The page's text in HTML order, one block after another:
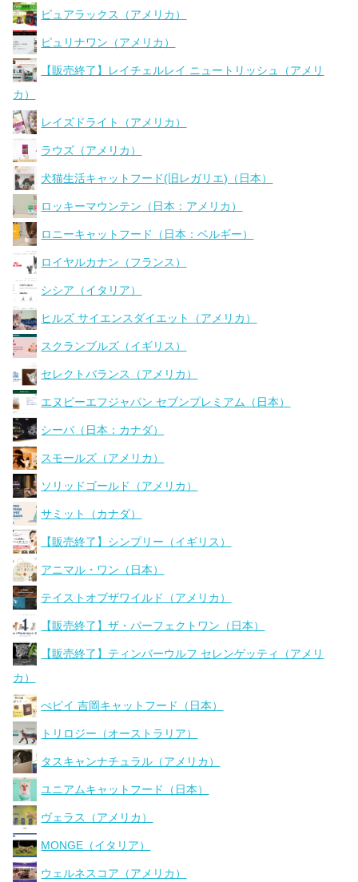
ピュアラックス（アメリカ）
ピュリナワン（アメリカ）
【販売終了】レイチェルレイ ニュートリッシュ（アメリ
カ）
レイズドライト（アメリカ）
ラウズ（アメリカ）
犬猫生活キャットフード(旧レガリエ)（日本）
ロッキーマウンテン（日本：アメリカ）
ロニーキャットフード（日本：ベルギー）
ロイヤルカナン（フランス）
シシア（イタリア）
ヒルズ サイエンスダイエット（アメリカ）
スクランブルズ（イギリス）
セレクトバランス（アメリカ）
エヌピーエフジャパン セブンプレミアム（日本）
シーバ（日本：カナダ）
スモールズ（アメリカ）
ソリッドゴールド（アメリカ）
サミット（カナダ）
【販売終了】シンプリー（イギリス）
アニマル・ワン（日本）
テイストオブザワイルド（アメリカ）
【販売終了】ザ・パーフェクトワン（日本）
【販売終了】ティンバーウルフ セレンゲッティ（アメリ
カ）
ぺピイ 吉岡キャットフード（日本）
トリロジー（オーストラリア）
タスキャンナチュラル（アメリカ）
ユニアムキャットフード（日本）
ヴェラス（アメリカ）
MONGE（イタリア）
ウェルネスコア（アメリカ）